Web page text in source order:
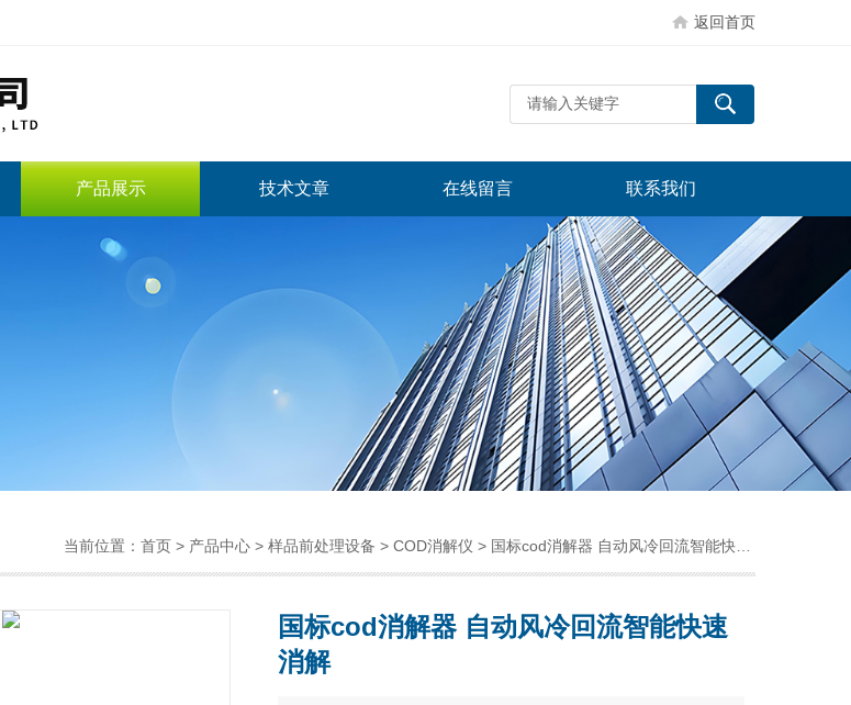
返回首页
产品展示 技术文章 在线留言 联系我们
当前位置： 首页 > 产品中心 > 样品前处理设备 > COD消解仪 > 国标cod消解器 自动风冷回流智能快速消解
国标cod消解器 自动风冷回流智能快速
消解